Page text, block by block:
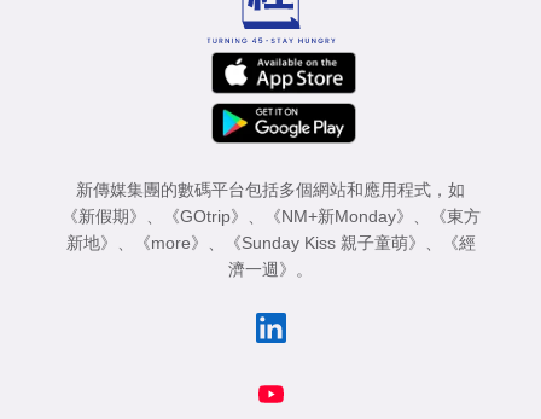
新傳媒集團的數碼平台包括多個網站和應用程式，如
《新假期》
《GOtrip》 《NM+新Monday》
《東方
新地》
《more》 《Sunday Kiss 親子童萌》
《經
濟一週》
。